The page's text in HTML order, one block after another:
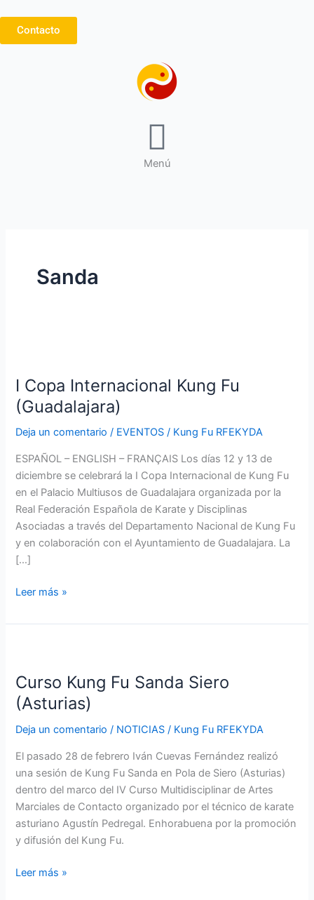
contenido
Contacto
Menú
Sanda
I Copa Internacional Kung Fu
(Guadalajara)
Deja un comentario / EVENTOS / Kung Fu RFEKYDA
ESPAÑOL – ENGLISH – FRANÇAIS Los días 12 y 13 de
diciembre se celebrará la I Copa Internacional de Kung Fu
en el Palacio Multiusos de Guadalajara organizada por la
Real Federación Española de Karate y Disciplinas
Asociadas a través del Departamento Nacional de Kung Fu
y en colaboración con el Ayuntamiento de Guadalajara. La
[…]
Internacional
Kung
Fu
(Guadalajara)
Leer más »
Curso Kung Fu Sanda Siero
(Asturias)
Deja un comentario / NOTICIAS / Kung Fu RFEKYDA
El pasado 28 de febrero Iván Cuevas Fernández realizó
una sesión de Kung Fu Sanda en Pola de Siero (Asturias)
dentro del marco del IV Curso Multidisciplinar de Artes
Marciales de Contacto organizado por el técnico de karate
asturiano Agustín Pedregal. Enhorabuena por la promoción
y difusión del Kung Fu.
Fu
Sanda
Siero
(Asturias)
Leer más »